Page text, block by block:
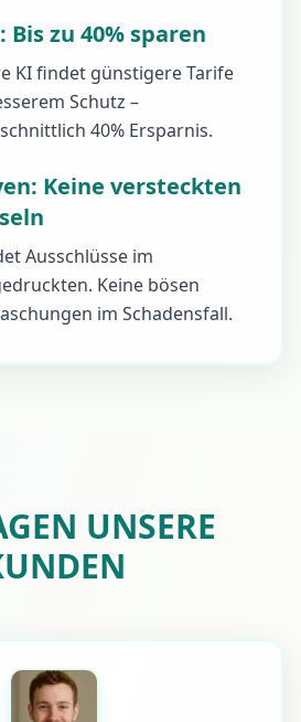
Bis zu 40% sparen
KI findet günstigere Tarife
Schutz –
40% Ersparnis.
Keine versteckten
Ausschlüsse im
Keine bösen
im Schadensfall.
UNSERE